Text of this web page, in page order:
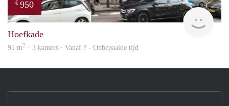
€ 950
Hoefkade
91 m2 · 3 kamers · Vanaf ? - Onbepaalde tijd